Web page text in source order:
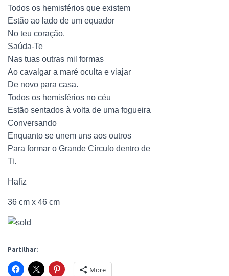
Todos os hemisférios que existem
Estão ao lado de um equador
No teu coração.
Saúda-Te
Nas tuas outras mil formas
Ao cavalgar a maré oculta e viajar
De novo para casa.
Todos os hemisférios no céu
Estão sentados à volta de uma fogueira
Conversando
Enquanto se unem uns aos outros
Para formar o Grande Círculo dentro de
Ti.
Hafiz
36 cm x 46 cm
Partilhar:
More